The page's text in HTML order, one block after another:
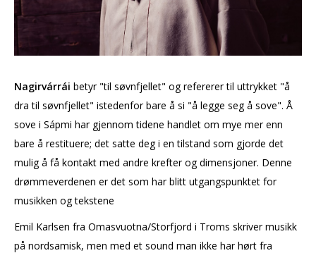
Nagirvárrái betyr "til søvnfjellet" og refererer til uttrykket "å
dra til søvnfjellet" istedenfor bare å si "å legge seg å sove". Å
sove i Sápmi har gjennom tidene handlet om mye mer enn
bare å restituere; det satte deg i en tilstand som gjorde det
mulig å få kontakt med andre krefter og dimensjoner. Denne
drømmeverdenen er det som har blitt utgangspunktet for
musikken og tekstene
Emil Karlsen fra Omasvuotna/Storfjord i Troms skriver musikk
på nordsamisk, men med et sound man ikke har hørt fra